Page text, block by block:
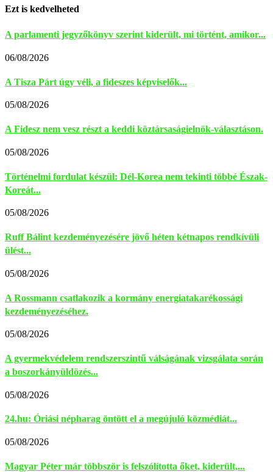
Ezt is kedvelheted
A parlamenti jegyzőkönyv szerint kiderült, mi történt, amikor...
06/08/2026
A Tisza Párt úgy véli, a fideszes képviselők...
05/08/2026
A Fidesz nem vesz részt a keddi köztársaságielnök-választáson.
05/08/2026
Történelmi fordulat készül: Dél-Korea nem tekinti többé Észak-
Koreát...
05/08/2026
Ruff Bálint kezdeményezésére jövő héten kétnapos rendkívüli
ülést...
05/08/2026
A Rossmann csatlakozik a kormány energiatakarékossági
kezdeményezéséhez.
05/08/2026
A gyermekvédelem rendszerszintű válságának vizsgálata során
a boszorkányüldözés...
05/08/2026
24.hu: Óriási népharag öntött el a megújuló közmédiát...
05/08/2026
Magyar Péter már többször is felszólította őket, kiderült,...